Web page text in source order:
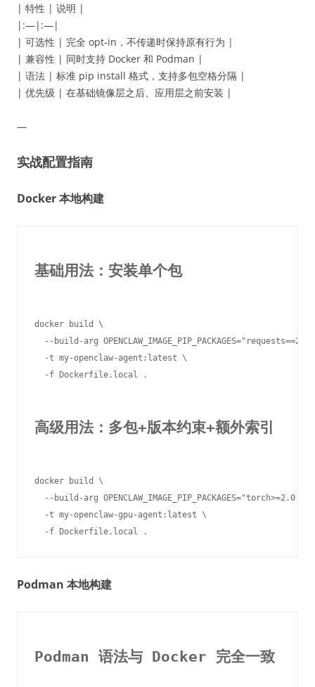
| 特性 | 说明 |
|:—|:—|
| 可选性 | 完全 opt-in，不传递时保持原有行为 |
| 兼容性 | 同时支持 Docker 和 Podman |
| 语法 | 标准 pip install 格式，支持多包空格分隔 |
| 优先级 | 在基础镜像层之后、应用层之前安装 |
—
实战配置指南
Docker 本地构建
基础用法：安装单个包
docker build \
--build-arg
  -t my-openclaw-agent:latest \
  -f Dockerfile.local .
高级用法：多包+版本约束+额外索引
docker build \
--build-arg OPENCLAW_IMAGE_PIP_PACKAGES="torch>=2.0.0
  -t my-openclaw-gpu-agent:latest \
Podman 本地构建
Podman 语法与 Docker 完全一致